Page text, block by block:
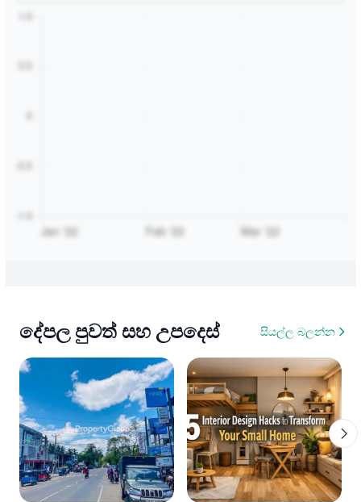
දේපල පුවත් සහ උපදෙස් සියල්ල බලන්න